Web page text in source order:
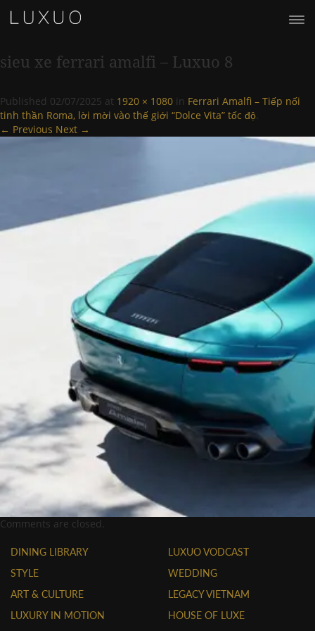
sieu xe ferrari amalfi – Luxuo 8
Published 02/07/2025 at 1920 × 1080 in Ferrari Amalfi – Tiếp nối
tinh thần Roma, lời mời vào thế giới “Dolce Vita” tốc độ.
← Previous Next →
Comments are closed.
DINING LIBRARY
STYLE
ART & CULTURE
LUXURY IN MOTION
LUXUO VODCAST
WEDDING
LEGACY VIETNAM
HOUSE OF LUXE